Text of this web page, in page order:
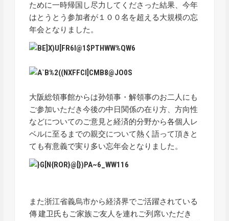
ために一時帰国し尽力してくださった結果、今年
はとうとう参加者が１００名を超える大規模の忘
年会となりました。
大阪総領事館からは孙領事・解領事のお二人にも
ご参加いただき今後の中日関係の在り方、方向性
などについてのご意見と経済的分野から各個人レ
ベルに至るまでの親交について熱く語って頂きと
ても有意義で実り多い忘年会となりました。
また浙江省義烏市から経済界でご活躍されている
傳 建卫氏もご家族ご友人を連れご列席いただき